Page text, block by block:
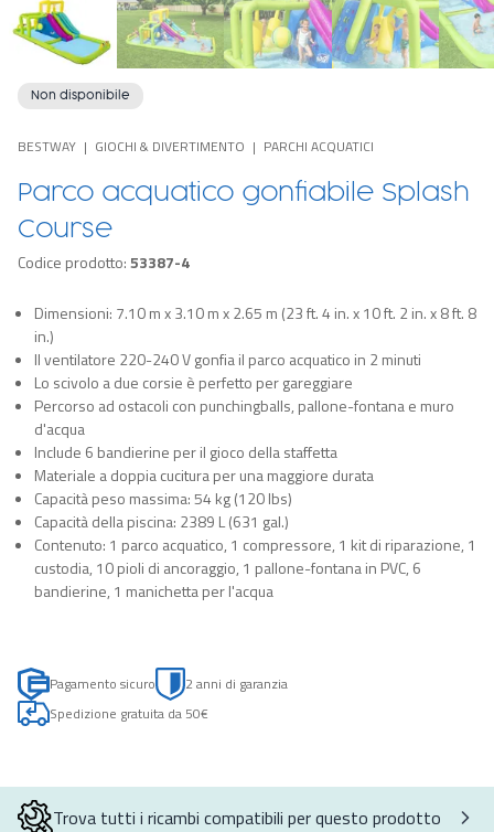
Non disponibile
BESTWAY GIOCHI & DIVERTIMENTO PARCHI ACQUATICI
Parco acquatico gonfiabile Splash
Course
Codice prodotto:53387-4
Dimensioni: 7.10 m x 3.10 m x 2.65 m (23 ft. 4 in. x 10 ft. 2 in. x 8 ft. 8
in.)
Il ventilatore 220-240 V gonfia il parco acquatico in 2 minuti
Lo scivolo a due corsie è perfetto per gareggiare
Percorso ad ostacoli con punchingballs, pallone-fontana e muro
d'acqua
Include 6 bandierine per il gioco della staffetta
Materiale a doppia cucitura per una maggiore durata
Capacità peso massima: 54 kg (120 lbs)
Capacità della piscina: 2389 L (631 gal.)
Contenuto: 1 parco acquatico, 1 compressore, 1 kit di riparazione, 1
custodia, 10 pioli di ancoraggio, 1 pallone-fontana in PVC, 6
bandierine, 1 manichetta per l'acqua
Pagamento sicuro
2 anni di garanzia
Spedizione gratuita da 50€
Trova tutti i ricambi compatibili per questo prodotto